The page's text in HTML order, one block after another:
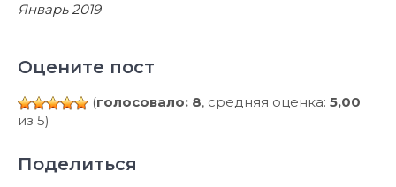
Январь 2019
Оцените пост
(голосовало: 8, средняя оценка: 5,00
из 5)
Поделиться